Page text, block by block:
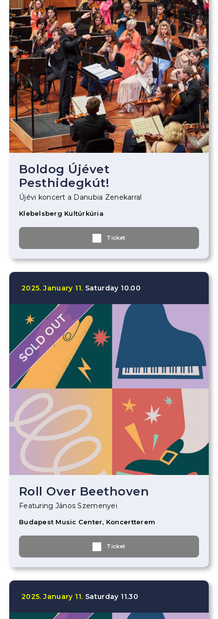
Boldog Újévet
Pesthidegkút!
Újévi koncert a Danubia Zenekarral
Klebelsberg Kultúrkúria
Ticket
2025. January 11. Saturday 10.00
SOLD OUT
Roll Over Beethoven
Featuring János Szemenyei
Budapest Music Center, Koncertterem
Ticket
2025. January 11. Saturday 11.30